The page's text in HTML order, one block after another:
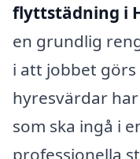
flyttstädning i
en grundlig
i att jobbet
hyresvärdar
som ska ingå i
professionella